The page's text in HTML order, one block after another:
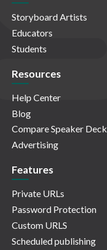
Storyboard Artists
Educators
Students
Resources
Help Center
Blog
Compare Speaker Deck
Advertising
Features
Private URLs
Password Protection
Custom URLS
Scheduled publishing